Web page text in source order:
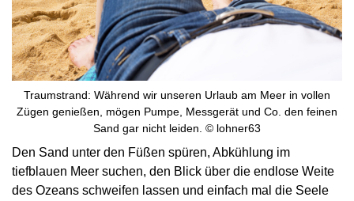
Traumstrand: Während wir unseren Urlaub am Meer in vollen
Zügen genießen, mögen Pumpe, Messgerät und Co. den feinen
Sand gar nicht leiden. © lohner63
Den Sand unter den Füßen spüren, Abkühlung im
tiefblauen Meer suchen, den Blick über die endlose Weite
des Ozeans schweifen lassen und einfach mal die Seele